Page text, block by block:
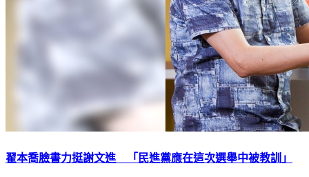
翟本喬臉書力挺謝文進 「民進黨應在這次選舉中被教訓」